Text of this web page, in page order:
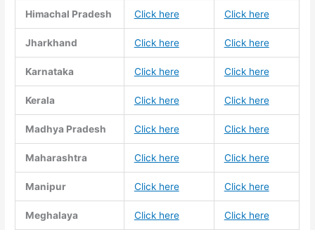
Himachal Pradesh Click here Click here
Jharkhand Click here Click here
Karnataka Click here Click here
Kerala Click here Click here
Madhya Pradesh Click here Click here
Maharashtra Click here Click here
Manipur Click here Click here
Meghalaya Click here Click here